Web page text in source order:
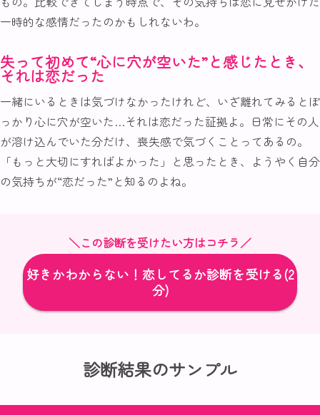
一時的な感情だったのかもしれないわ。
失って初めて“心に穴が空いた”と感じたとき、
それは恋だった
一緒にいるときは気づけなかったけれど、いざ離れてみるとぽ
っかり心に穴が空いた…それは恋だった証拠よ。日常にその人
が溶け込んでいた分だけ、喪失感で気づくことってあるの。
「もっと大切にすればよかった」と思ったとき、ようやく自分
の気持ちが“恋だった”と知るのよね。
＼この診断を受けたい方はコチラ／
好きかわからない！恋してるか診断を受ける(2
分)
診断結果のサンプル